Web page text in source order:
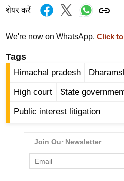
ड
ली
ड
फि
ल्म
मी
शेयर करें
We're now on WhatsApp. Click
Tags
Himachal pradesh
High court State
Public interest litigation